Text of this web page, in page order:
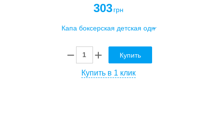
303 грн
Купить
Купить в 1 клик